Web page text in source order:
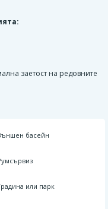
заетост на редовните
басейн
или парк